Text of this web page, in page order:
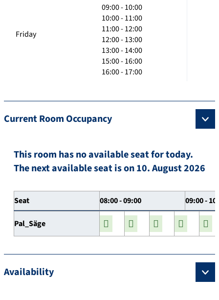
Friday
09:00 - 10:00
10:00 - 11:00
11:00 - 12:00
12:00 - 13:00
13:00 - 14:00
15:00 - 16:00
16:00 - 17:00
Current Room Occupancy
This room has no available seat for today.
The next available seat is on 10. August 2026
Seat 08:00 - 09:00 09:00 -
Pal_Säge
Availability